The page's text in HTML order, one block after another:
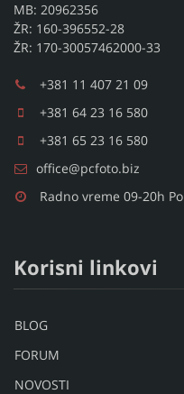
MB: 20962356
ŽR: 160-396552-28
ŽR: 170-30057462000-33
+381 11 407 21 09
+381 64 23 16 580
+381 65 23 16 580
office@pcfoto.biz
Radno vreme 09-20h
Korisni linkovi
BLOG
FORUM
NOVOSTI